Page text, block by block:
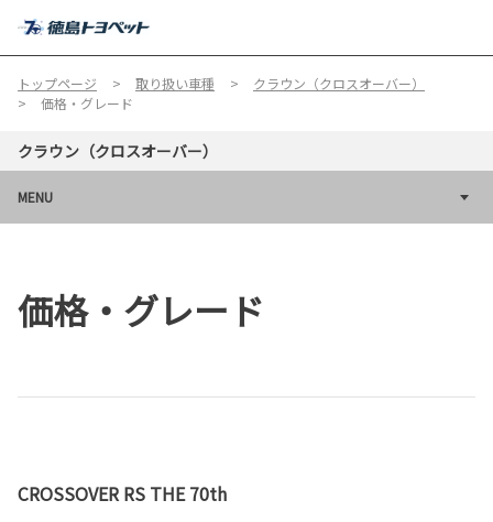
トップページ 取り扱い車種
クラウン（クロスオーバー）
価格・グレード
クラウン（クロスオーバー）
MENU
価格・グレード
CROSSOVER RS THE 70th